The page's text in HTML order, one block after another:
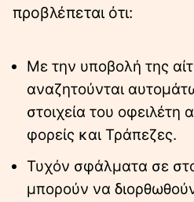
προβλέπεται ότι:
Με την υποβολή της
αναζητούνται
στοιχεία του οφειλέτη
φορείς και Τράπεζες.
Τυχόν σφάλματα σε
μπορούν να